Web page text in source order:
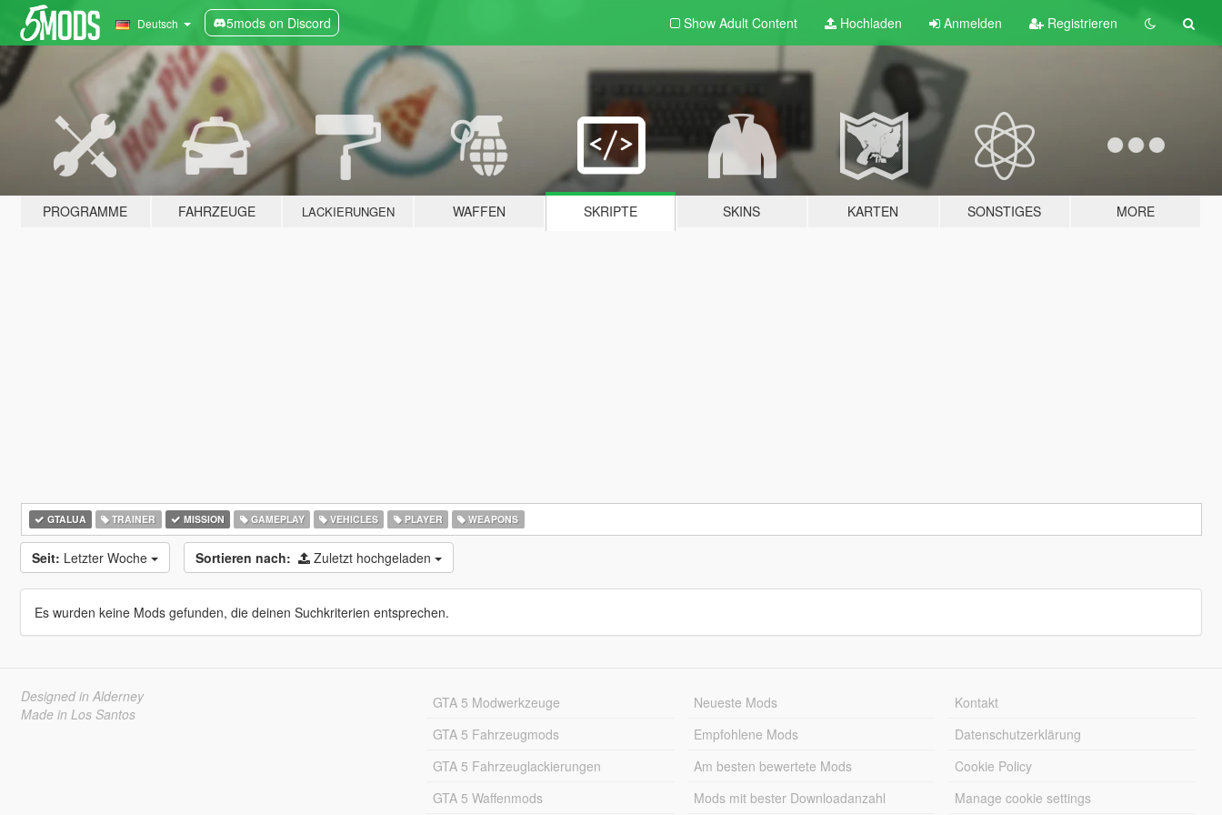
Deutsch 5mods on Discord Show Adult Content Hochladen Anmelden Registrieren
PROGRAMME FAHRZEUGE LACKIERUNGEN WAFFEN SKRIPTE SKINS KARTEN SONSTIGES MORE
GTALUA TRAINER MISSION GAMEPLAY VEHICLES PLAYER WEAPONS
Seit: Letzter Woche Sortieren nach: Zuletzt hochgeladen
Es wurden keine Mods gefunden, die deinen Suchkriterien entsprechen.
Designed in Alderney
Made in Los Santos
GTA 5 Modwerkzeuge
GTA 5 Fahrzeugmods
GTA 5 Fahrzeuglackierungen
GTA 5 Waffenmods
Neueste Mods
Empfohlene Mods
Am besten bewertete Mods
Mods mit bester Downloadanzahl
Kontakt
Datenschutzerklärung
Cookie Policy
Manage cookie settings